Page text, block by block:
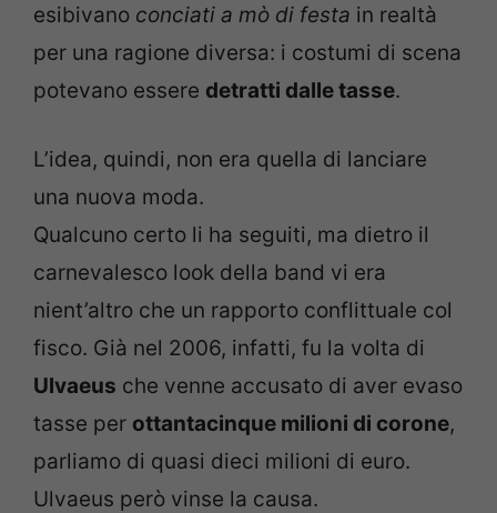
esibivano conciati a mò di festa in realtà
per una ragione diversa: i costumi di scena
potevano essere detratti dalle tasse.
L’idea, quindi, non era quella di lanciare
una nuova moda.
Qualcuno certo li ha seguiti, ma dietro il
carnevalesco look della band vi era
nient’altro che un rapporto conflittuale col
fisco. Già nel 2006, infatti, fu la volta di
Ulvaeus che venne accusato di aver evaso
tasse per ottantacinque milioni di corone,
parliamo di quasi dieci milioni di euro.
Ulvaeus però vinse la causa.